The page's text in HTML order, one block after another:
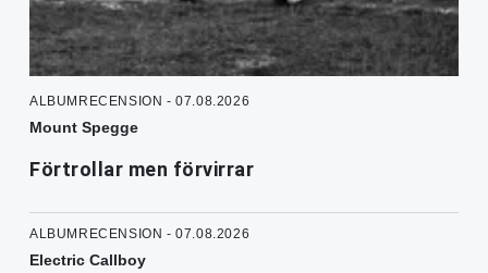
ALBUMRECENSION - 07.08.2026
Mount Spegge
Förtrollar men förvirrar
ALBUMRECENSION - 07.08.2026
Electric Callboy